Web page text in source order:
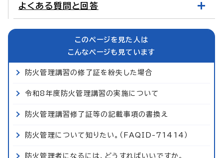
よくある質問と回答
このページを見た人は
こんなページも見ています
防火管理講習の修了証を紛失した場合
令和8年度防火管理講習の実施について
防火管理講習修了証等の記載事項の書換え
防火管理について知りたい。（FAQID-71414）
防火管理者になるには、どうすればいいですか。